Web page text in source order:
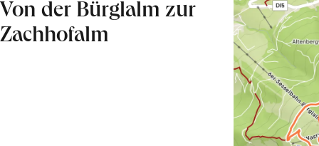
Von der Bürglalm zur
Zachhofalm